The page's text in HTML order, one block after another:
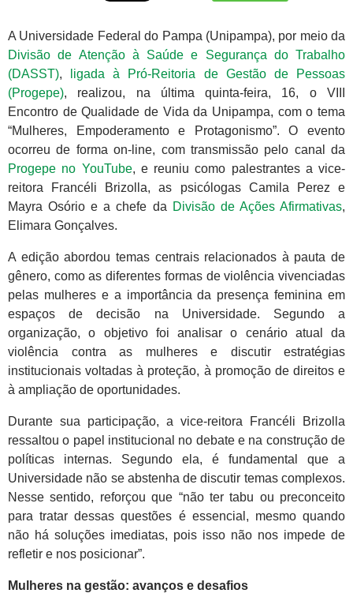
A Universidade Federal do Pampa (Unipampa), por meio da
Divisão de Atenção à Saúde e Segurança do Trabalho
(DASST),
ligada à Pró-Reitoria de Gestão de Pessoas
(Progepe), realizou, na última quinta-feira, 16, o VIII
Encontro de Qualidade de Vida da Unipampa, com o tema
“Mulheres, Empoderamento e Protagonismo”. O evento
ocorreu de forma on-line, com transmissão pelo canal da
Progepe no YouTube, e reuniu como palestrantes a vice-
reitora Francéli Brizolla, as psicólogas Camila Perez e
Mayra Osório e a chefe da Divisão de Ações Afirmativas,
Elimara Gonçalves.
A edição abordou temas centrais relacionados à pauta de
gênero, como as diferentes formas de violência vivenciadas
pelas mulheres e a importância da presença feminina em
espaços de decisão na Universidade. Segundo a
organização, o objetivo foi analisar o cenário atual da
violência contra as mulheres e discutir estratégias
institucionais voltadas à proteção, à promoção de direitos e
à ampliação de oportunidades.
Durante sua participação, a vice-reitora Francéli Brizolla
ressaltou o papel institucional no debate e na construção de
políticas internas. Segundo ela, é fundamental que a
Universidade não se abstenha de discutir temas complexos.
Nesse sentido, reforçou que “não ter tabu ou preconceito
para tratar dessas questões é essencial, mesmo quando
não há soluções imediatas, pois isso não nos impede de
refletir e nos posicionar”.
Mulheres na gestão: avanços e desafios